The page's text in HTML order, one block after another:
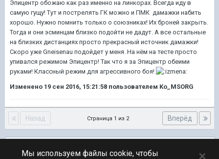
Эпицентр обожаю как раз именно на линкорах. Всегда иду в
самую гущу! Тут и пострелять ГК можно и ПМК дамажки набить
хорошо. Нужно помнить только о союзниках! Их броней закрыть.
Тогда и они эсминцам близко подойти не дадут. А все остальные
на близких дистанциях просто прекрасный источник дамажки!
Скоро уже Gneisenau подойдет у меня. На нём на тесте просто
упивался режимом Эпицентр! Так что я за Эпицентр обеими
руками! Классный режим для агрессивного боя!
Изменено 19 сен 2016, 15:21:58 пользователем Ko_MSORG
Назад Вперёд
Страница 1 из 2
Мы используем файлы cookie, чтобы ×